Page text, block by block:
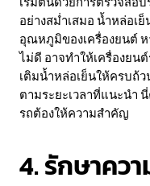
อย่างสม่ำเสมอ น้ำหล่อ
อุณหภูมิของเครื่องยนต์
ไม่ดี อาจทำให้เครื่องยน
เติมน้ำหล่อเย็นให้ครบถ้
ตามระยะเวลาที่แนะนำ
รถต้องให้ความสำคัญ
4. รักษาคว